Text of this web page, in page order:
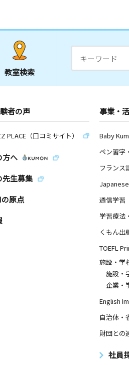
教室検索
者の声
PLACE（口コミサイト）
方へ
先生募集
原点
事業・
Baby
ペン習字
フランス
Japanese
通信学習
学習療法
くもん出
TOEFL
施設・学
施設・
企業・
English
自治体・
財団との
社員